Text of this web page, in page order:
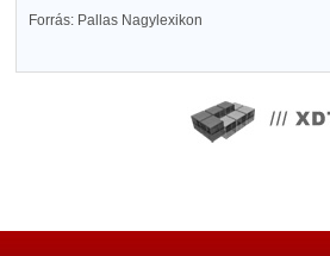
Forrás: Pallas Nagylexikon